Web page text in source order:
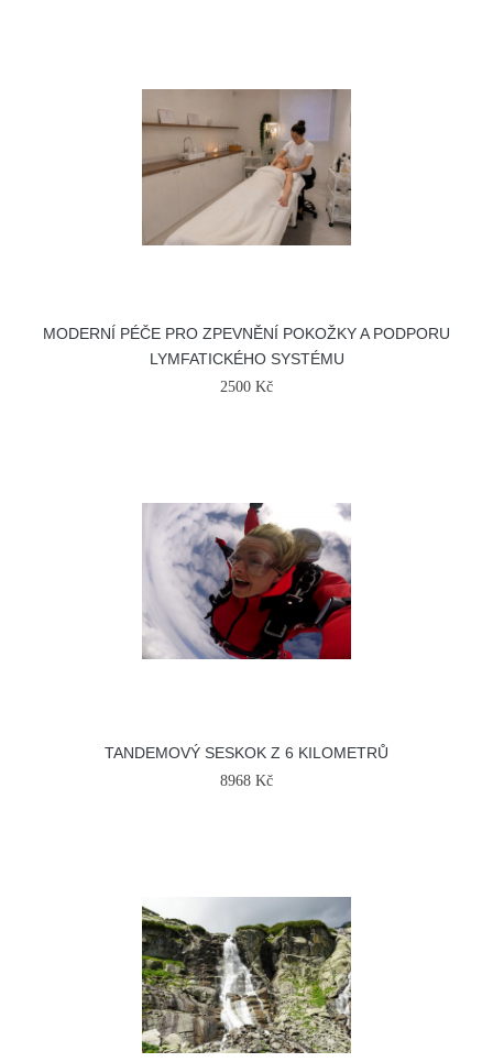
MODERNÍ PÉČE PRO ZPEVNĚNÍ POKOŽKY A PODPORU
LYMFATICKÉHO SYSTÉMU
2500 Kč
TANDEMOVÝ SESKOK Z 6 KILOMETRŮ
8968 Kč